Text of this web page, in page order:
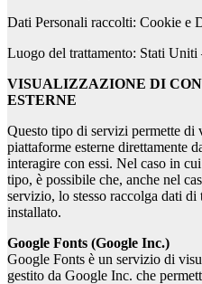
Dati Personali raccolti: Cookie e
Luogo del trattamento: Stati Uniti
VISUALIZZAZIONE DI
ESTERNE
Questo tipo di servizi permette di
piattaforme esterne direttamente
interagire con essi. Nel caso in
tipo, è possibile che, anche nel
servizio, lo stesso raccolga dati
installato.
Google Fonts (Google Inc.)
Google Fonts è un servizio di
gestito da Google Inc. che